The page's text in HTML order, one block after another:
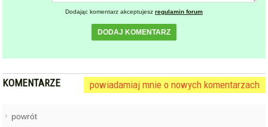
Dodając komentarz akceptujesz regulamin forum
DODAJ KOMENTARZ
KOMENTARZE powiadamiaj mnie o nowych komentarzach
powrót